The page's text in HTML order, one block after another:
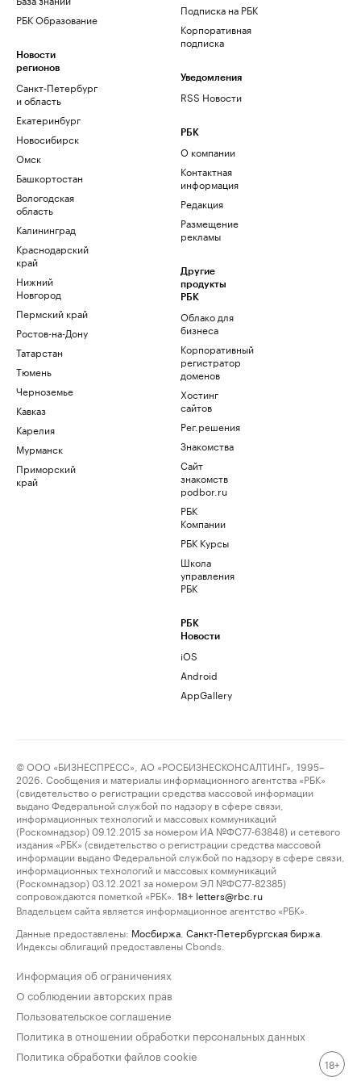
РБК Образование
Новости
регионов
Санкт-Петербург
и область
Екатеринбург
Новосибирск
Омск
Башкортостан
Вологодская
область
Калининград
Краснодарский
край
Нижний
Новгород
Пермский край
Ростов-на-Дону
Татарстан
Тюмень
Черноземье
Кавказ
Карелия
Мурманск
Приморский
край
Подписка на РБК
Корпоративная
подписка
Уведомления
RSS Новости
РБК
О компании
Контактная
информация
Редакция
Размещение
рекламы
Другие
продукты
РБК
Облако для
бизнеса
Корпоративный
регистратор
доменов
Хостинг
сайтов
Рег.решения
Знакомства
Сайт
знакомств
podbor.ru
РБК
Компании
РБК Курсы
Школа
управления
РБК
РБК
Новости
iOS
Android
AppGallery
© ООО «БИЗНЕСПРЕСС», АО «РОСБИЗНЕСКОНСАЛТИНГ», 1995–
2026. Сообщения и материалы информационного агентства «РБК»
(свидетельство о регистрации средства массовой информации
выдано Федеральной службой по надзору в сфере связи,
информационных технологий и массовых коммуникаций
(Роскомнадзор) 09.12.2015 за номером ИА №ФС77-63848) и сетевого
издания «РБК» (свидетельство о регистрации средства массовой
информации выдано Федеральной службой по надзору в сфере связи,
информационных технологий и массовых коммуникаций
(Роскомнадзор) 03.12.2021 за номером ЭЛ №ФС77-82385)
сопровождаются пометкой «РБК».
18+ letters@rbc.ru
Владельцем сайта является информационное агентство «РБК».
Данные предоставлены: Мосбиржа Санкт-Петербургская биржа
Индексы облигаций предоставлены Cbonds.
Информация об ограничениях
О соблюдении авторских прав
Пользовательское соглашение
Политика в отношении обработки персональных данных
Политика обработки файлов cookie
18+